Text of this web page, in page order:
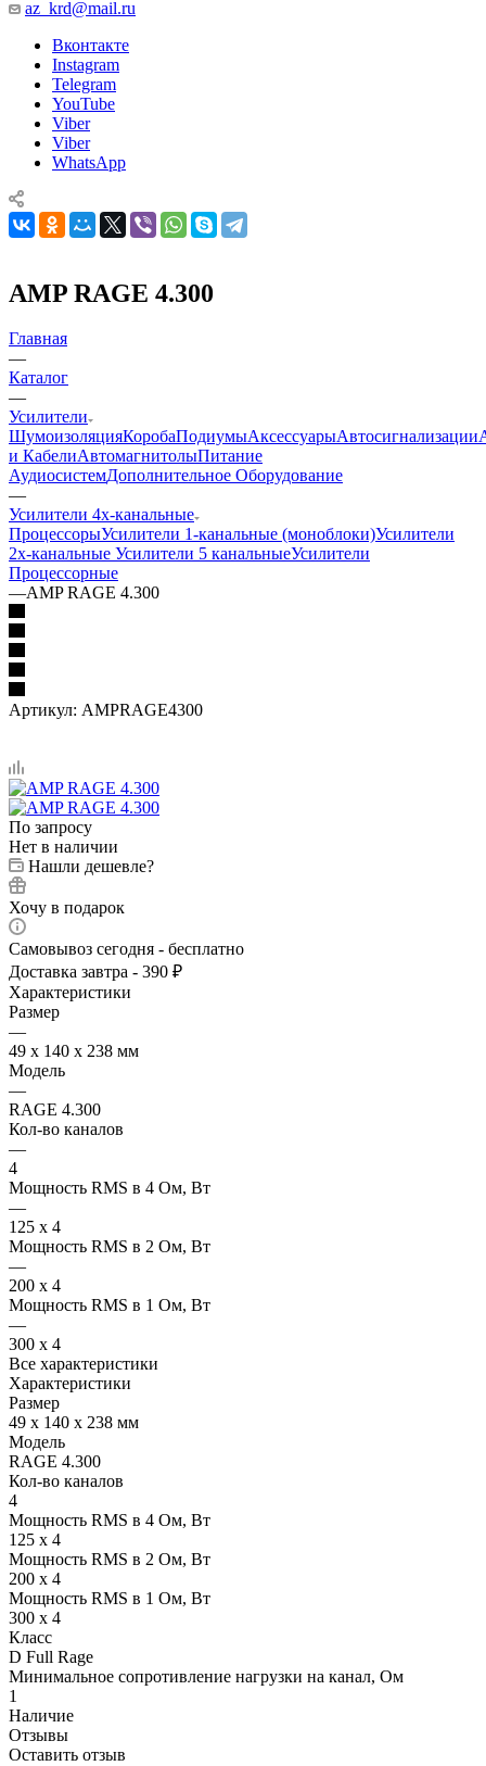
az_krd@mail.ru
Вконтакте
Instagram
Telegram
YouTube
Viber
Viber
WhatsApp
AMP RAGE 4.300
Главная
—
Каталог
—
Усилители
ШумоизоляцияКоробаПодиумыАксессуарыАвтосигнализации
и КабелиАвтомагнитолыПитание
АудиосистемДополнительное Оборудование
—
Усилители 4х-канальные
ПроцессорыУсилители 1-канальные (моноблоки)Усилители
2х-канальные Усилители 5 канальныеУсилители
Процессорные
—AMP RAGE 4.300
Артикул: AMPRAGE4300
По запросу
Нет в наличии
Нашли дешевле?
Хочу в подарок
Самовывоз сегодня - бесплатно
Доставка завтра - 390 ₽
Характеристики
Размер
—
49 х 140 х 238 мм
Модель
—
RAGE 4.300
Кол-во каналов
—
4
Мощность RMS в 4 Ом, Вт
—
125 x 4
Мощность RMS в 2 Ом, Вт
—
200 x 4
Мощность RMS в 1 Ом, Вт
—
300 x 4
Все характеристики
Характеристики
Размер
49 х 140 х 238 мм
Модель
RAGE 4.300
Кол-во каналов
4
Мощность RMS в 4 Ом, Вт
125 x 4
Мощность RMS в 2 Ом, Вт
200 x 4
Мощность RMS в 1 Ом, Вт
300 x 4
Класс
D Full Rage
Минимальное сопротивление нагрузки на канал, Ом
1
Наличие
Отзывы
Оставить отзыв